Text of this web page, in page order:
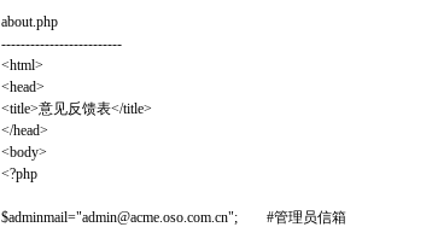
about.php
-------------------------
<html>
<head>
<title>意见反馈表</title>
</head>
<body>
<?php
$adminmail="admin@acme.oso.com.cn"; #管理员信箱